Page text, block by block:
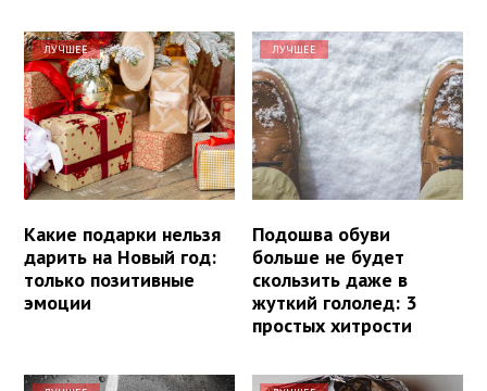
ЛУЧШЕЕ
Какие подарки нельзя
дарить на Новый год:
только позитивные
эмоции
ЛУЧШЕЕ
Подошва обуви
больше не будет
скользить даже в
жуткий гололед: 3
простых хитрости